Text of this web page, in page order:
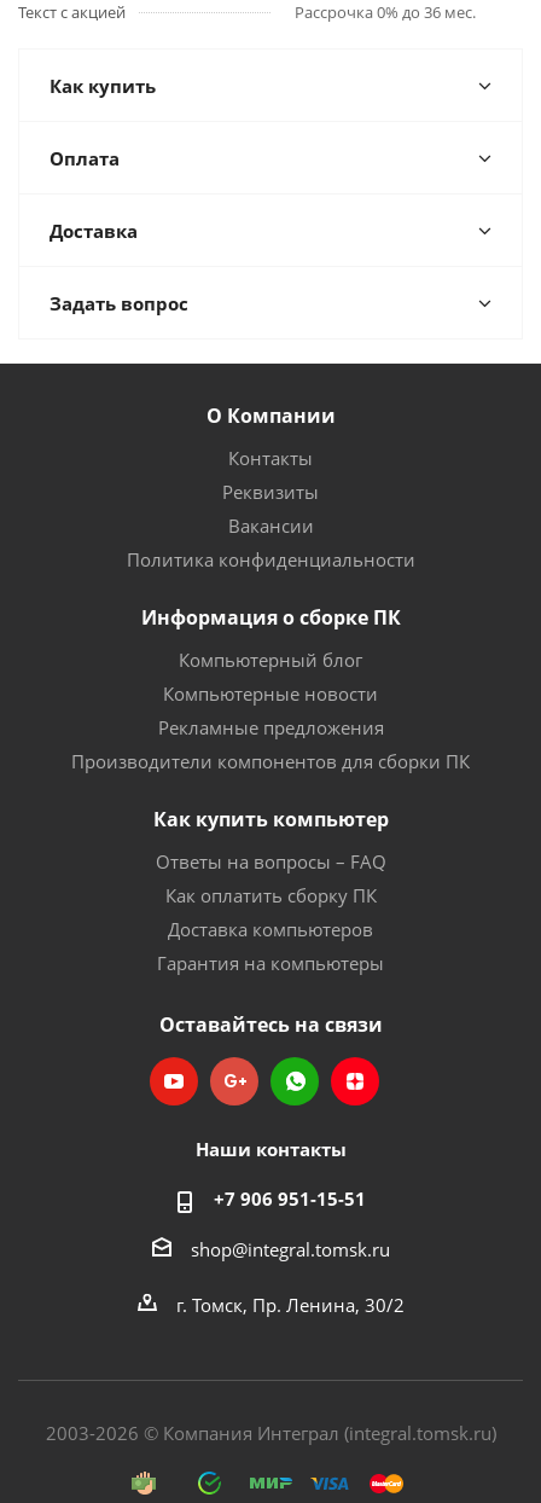
Текст с акцией Рассрочка 0% до 36 мес.
Как купить
Оплата
Доставка
Задать вопрос
О Компании
Контакты
Реквизиты
Вакансии
Политика конфиденциальности
Информация о сборке ПК
Компьютерный блог
Компьютерные новости
Рекламные предложения
Производители компонентов для сборки ПК
Как купить компьютер
Ответы на вопросы – FAQ
Как оплатить сборку ПК
Доставка компьютеров
Гарантия на компьютеры
Оставайтесь на связи
Наши контакты
+7 906 951-15-51
shop@integral.tomsk.ru
г. Томск, Пр. Ленина, 30/2
2003-2026 © Компания Интеграл (integral.tomsk.ru)